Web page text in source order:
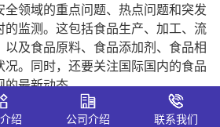
领域的重点问题、热点问题和突发
监测。这包括食品生产、加工、流
及食品原料、食品添加剂、食品相
。同时，还要关注国际国内的食品
的最新动态。
技术、人工智能技术等先进技术手
绍 公司介绍 联系我们